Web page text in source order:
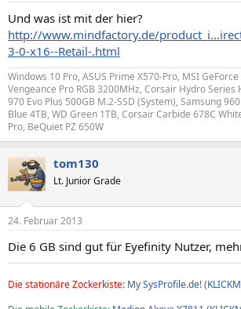
Und was ist mit der hier?
http://www.mindfactory.de/
3-0-x16--Retail-.html
Windows 10 Pro, ASUS Prime X570-Pro, MSI
Vengeance Pro RGB 3200MHz, Corsair Hydro Series
970 Evo Plus 500GB M.2-SSD (System), Samsung
Blue 4TB, WD Green 1TB, Corsair Carbide 678C
Pro, BeQuiet PZ 650W
tom130
Lt. Junior Grade
24. Februar 2013
Die 6 GB sind gut für Eyefinity Nutzer,
Die stationäre Zockerkiste: My SysProfile.de!